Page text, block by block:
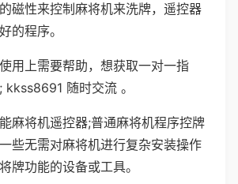
磁性来控制麻将机来洗牌，遥控器
的程序。
用上需要帮助，想获取一对一指
kkss8691 随时交流 。
麻将机遥控器;普通麻将机程序控牌
些无需对麻将机进行复杂安装操作
牌功能的设备或工具。